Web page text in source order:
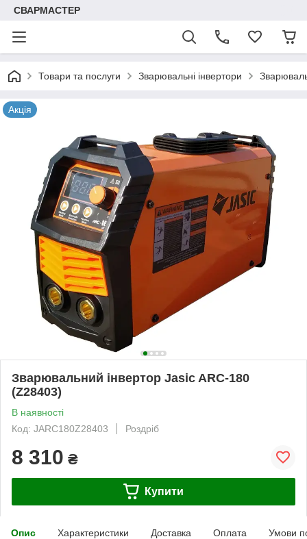
СВАРМАСТЕР
Товари та послуги Зварювальні інвертори
Акція
Зварювальний інвертор Jasic ARC-180
(Z28403)
В наявності
Код: JARC180Z28403
Роздріб
8 310 ₴
Купити
Опис Характеристики Доставка Оплата Умови